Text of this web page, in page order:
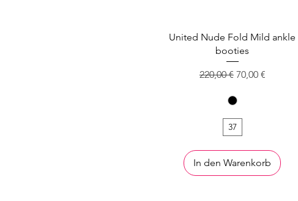
United Nude Fold Mild ankle
booties
Standardpreis
220,00 € Sale-Preis
70,00 €
37
In den Warenkorb